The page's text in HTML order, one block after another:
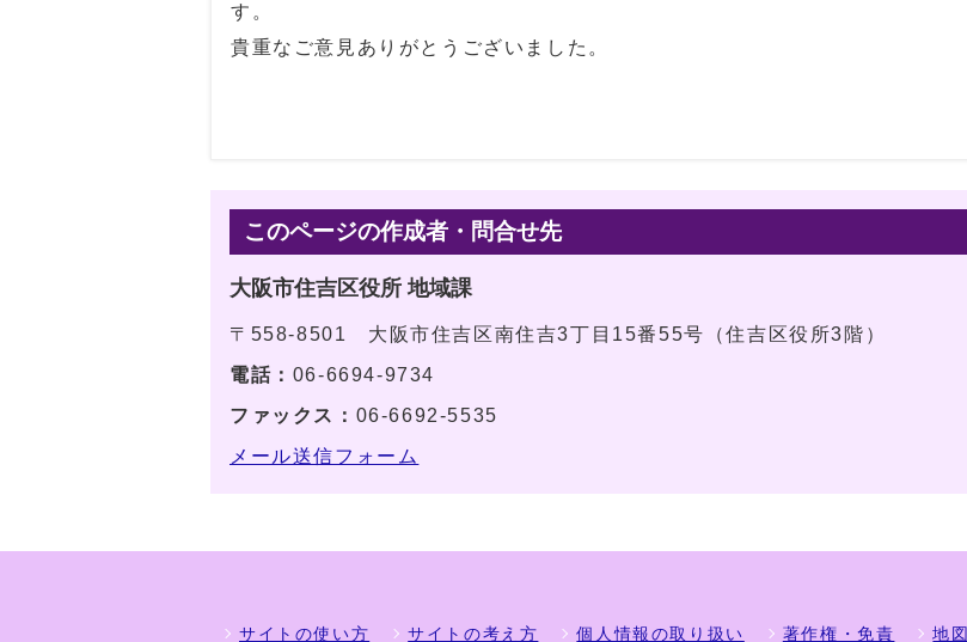
す。
貴重なご意見ありがとうございました。
このページの作成者・問合せ先
大阪市住吉区役所 地域課
〒558-8501 大阪市住吉区南住吉3丁目15番55号（住吉区役所3階）
電話： 06-6694-9734
ファックス： 06-6692-5535
メール送信フォーム
サイトの使い方 サイトの考え方 個人情報の取り扱い 著作権・免責 地図